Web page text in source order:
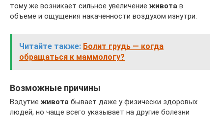
тому же возникает сильное увеличение живота в
объеме и ощущения накаченности воздухом изнутри.
Читайте также: Болит грудь — когда
обращаться к маммологу?
Возможные причины
Вздутие живота бывает даже у физически здоровых
людей, но чаще всего указывает на другие болезни